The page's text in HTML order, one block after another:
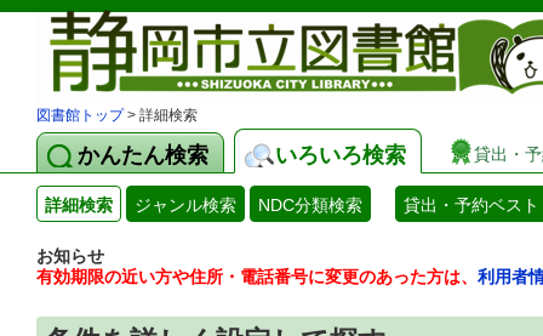
図書館トップ> 詳細検索
かんたん検索 いろいろ検索 貸出・
詳細検索 ジャンル検索 NDC分類検索 貸出・予約ベスト
お知らせ
有効期限の近い方や住所・電話番号に変更のあった方は、 利用者